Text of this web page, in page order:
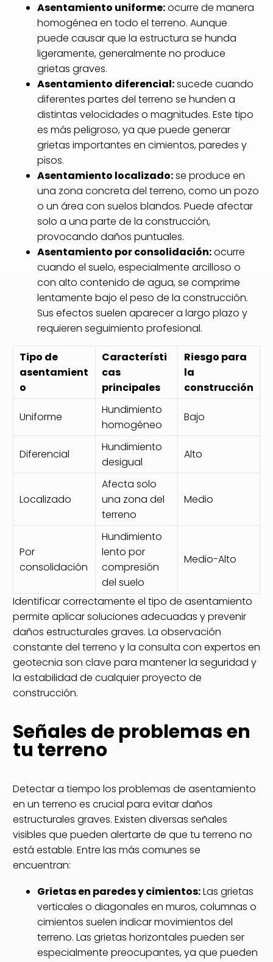
Asentamiento uniforme:ocurre de manera
homogénea en todo el terreno. Aunque
puede causar que la estructura se hunda
ligeramente, generalmente no produce
grietas graves.
Asentamiento diferencial:sucede cuando
diferentes partes del terreno se hunden a
distintas velocidades o magnitudes. Este tipo
es más peligroso, ya que puede generar
grietas importantes en cimientos, paredes y
pisos.
Asentamiento localizado:se produce en
una zona concreta del terreno, como un pozo
o un área con suelos blandos. Puede afectar
solo a una parte de la construcción,
provocando daños puntuales.
Asentamiento por consolidación:ocurre
cuando el suelo, especialmente arcilloso o
con alto contenido de agua, se comprime
lentamente bajo el peso de la construcción.
Sus efectos suelen aparecer a largo plazo y
requieren seguimiento profesional.
Tipo de
asentamient
o
Característi
cas
principales
Riesgo para
la
construcción
Uniforme
Hundimiento
homogéneo
Bajo
Diferencial
Hundimiento
desigual
Alto
Localizado
Afecta solo
una zona del
terreno
Medio
Por
consolidación
Hundimiento
lento por
compresión
del suelo
Medio-Alto
Identificar correctamente el tipo de asentamiento
permite aplicar soluciones adecuadas y prevenir
daños estructurales graves. La observación
constante del terreno y la consulta con expertos en
geotecnia son clave para mantener la seguridad y
la estabilidad de cualquier proyecto de
construcción.
Señales de problemas en
tu terreno
Detectar a tiempo los problemas de asentamiento
en un terreno es crucial para evitar daños
estructurales graves. Existen diversas señales
visibles que pueden alertarte de que tu terreno no
está estable. Entre las más comunes se
encuentran:
Grietas en paredes y cimientos:Las grietas
verticales o diagonales en muros, columnas o
cimientos suelen indicar movimientos del
terreno. Las grietas horizontales pueden ser
especialmente preocupantes, ya que pueden